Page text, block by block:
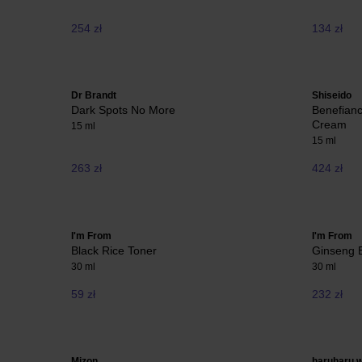
254 zł 134 zł
Dr Brandt
Dark Spots No More
15 ml
263 zł
Shiseido
Cream
15 ml
424 zł
I'm From
Black Rice Toner
30 ml
59 zł
I'm From
Ginseng
30 ml
232 zł